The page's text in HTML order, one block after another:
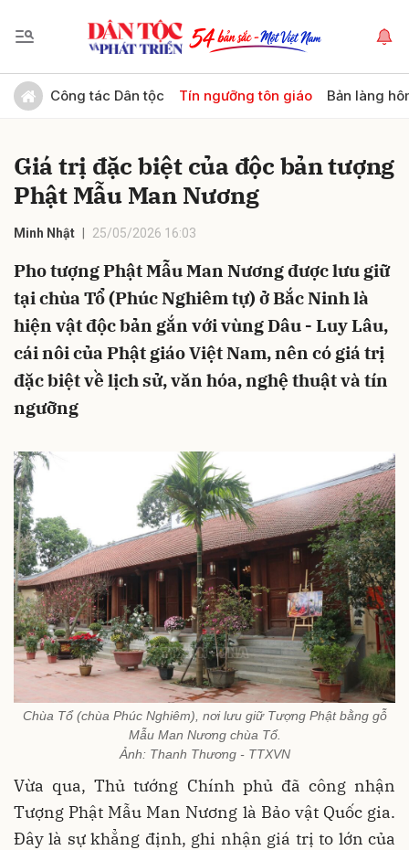
Công tác Dân tộc Tín ngưỡng tôn giáo Bản làng
Giá trị đặc biệt của độc bản tượng
Phật Mẫu Man Nương
Minh Nhật 25/05/2026 16:03
Pho tượng Phật Mẫu Man Nương được lưu giữ
tại chùa Tổ (Phúc Nghiêm tự) ở Bắc Ninh là
hiện vật độc bản gắn với vùng Dâu - Luy Lâu,
cái nôi của Phật giáo Việt Nam, nên có giá trị
đặc biệt về lịch sử, văn hóa, nghệ thuật và tín
ngưỡng
Chùa Tổ (chùa Phúc Nghiêm), nơi lưu giữ Tượng Phật bằng gỗ
Mẫu Man Nương chùa Tổ.
Ảnh: Thanh Thương - TTXVN
Vừa qua, Thủ tướng Chính phủ đã công nhận
Tượng Phật Mẫu Man Nương là Bảo vật Quốc gia.
Đây là sự khẳng định, ghi nhận giá trị to lớn của
Gửi bình luận
Hủy Gửi